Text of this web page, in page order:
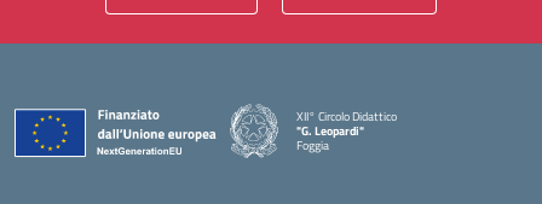
XII° Circolo Didattico
"G. Leopardi"
Foggia
— Visita la pagina iniziale della scuola